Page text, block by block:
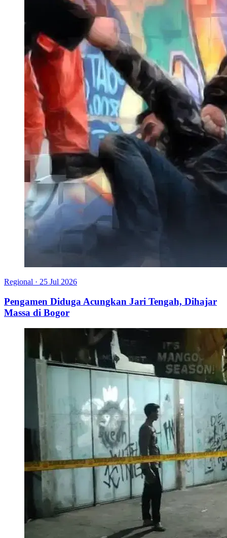
Regional · 25 Jul 2026
Pengamen Diduga Acungkan Jari Tengah, Dihajar
Massa di Bogor